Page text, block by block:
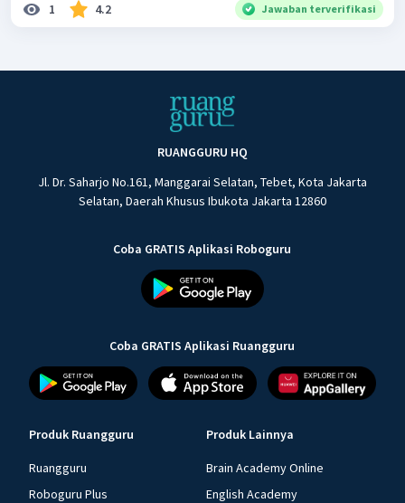
1 4.2 Jawaban terverifikasi
RUANGGURU HQ
Jl. Dr. Saharjo No.161, Manggarai Selatan, Tebet, Kota Jakarta
Selatan, Daerah Khusus Ibukota Jakarta 12860
Coba GRATIS Aplikasi Roboguru
Coba GRATIS Aplikasi Ruangguru
Produk Ruangguru
Ruangguru
Roboguru Plus
Produk Lainnya
Brain Academy Online
English Academy